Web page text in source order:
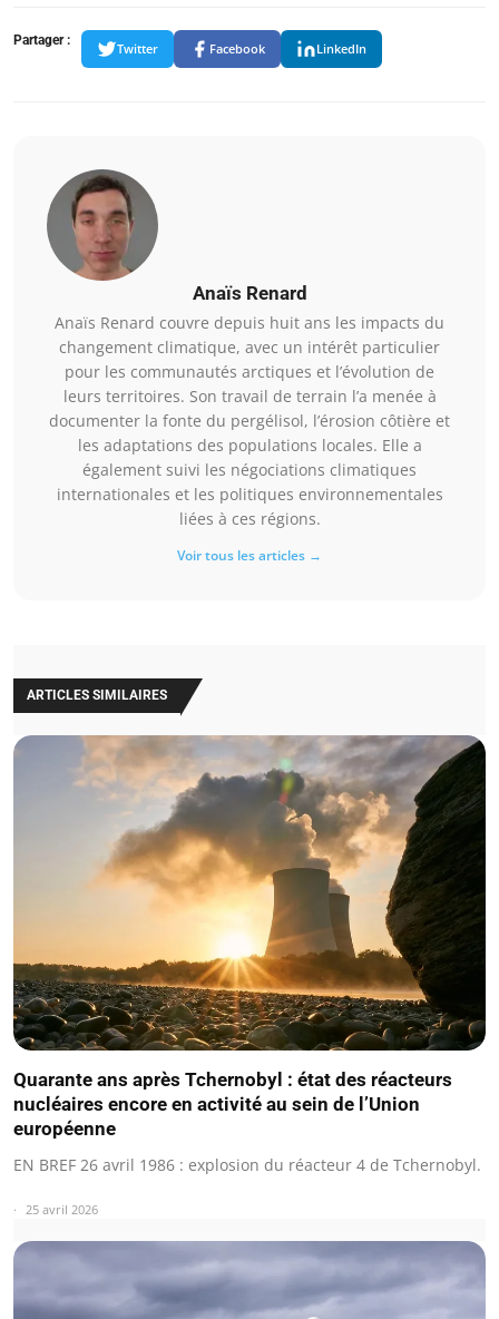
Partager :
Twitter Facebook LinkedIn
Anaïs Renard
Anaïs Renard couvre depuis huit ans les impacts du
changement climatique, avec un intérêt particulier
pour les communautés arctiques et l’évolution de
leurs territoires. Son travail de terrain l’a menée à
documenter la fonte du pergélisol, l’érosion côtière et
les adaptations des populations locales. Elle a
également suivi les négociations climatiques
internationales et les politiques environnementales
liées à ces régions.
Voir tous les articles →
ARTICLES SIMILAIRES
Quarante ans après Tchernobyl : état des réacteurs
nucléaires encore en activité au sein de l’Union
européenne
EN BREF 26 avril 1986 : explosion du réacteur 4 de Tchernobyl.
25 avril 2026